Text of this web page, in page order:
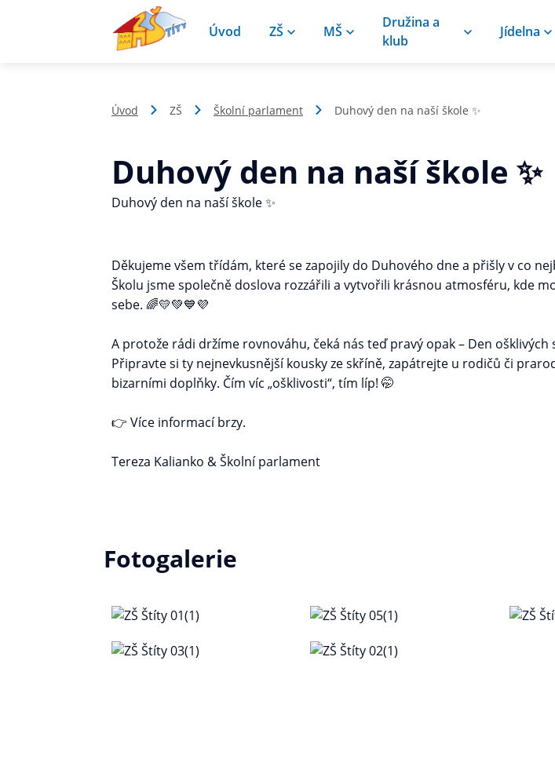
Úvod ZŠ MŠ
Družina a
klub
Jídelna
Úvod ZŠ Školní parlament Duhový den na naší škole ✨
Duhový den na naší škole ✨
Duhový den na naší škole ✨
Děkujeme všem třídám, které se zapojily do Duhového dne a přišly v co
Školu jsme společně doslova rozzářili a vytvořili krásnou atmosféru, kde
sebe. 🌈💛💚💙💜
A protože rádi držíme rovnováhu, čeká nás teď pravý opak – Den ošklivých
Připravte si ty nejnevkusnější kousky ze skříně, zapátrejte u rodičů či
bizarními doplňky. Čím víc „ošklivosti“, tím líp! 🤭
👉 Více informací brzy.
Tereza Kalianko & Školní parlament
Fotogalerie